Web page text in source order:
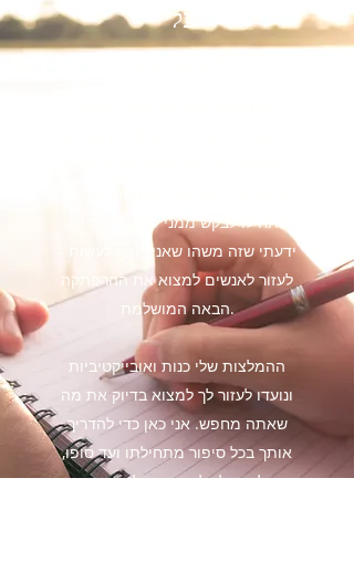
עליי
התחילו לבקש ממני עצות בספרים,
ידעתי שזה משהו שאני רוצה לעשות -
לעזור לאנשים למצוא את ההרפתקה
הבאה המושלמת.
ההמלצות שלי כנות ואובייקטיביות
ונועדו לעזור לך למצוא בדיוק את מה
שאתה מחפש. אני כאן כדי להדריך
אותך בכל סיפור מתחילתו ועד סופו,
וגם לעזור לך לכתוב משלך עם עצות